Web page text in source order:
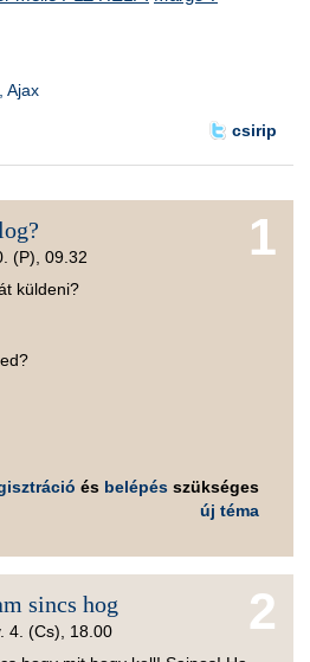
Ajax
csirip
1
(P), 09.32
küldeni?
és belépés szükséges
új téma
2
sincs hog
4. (Cs), 18.00